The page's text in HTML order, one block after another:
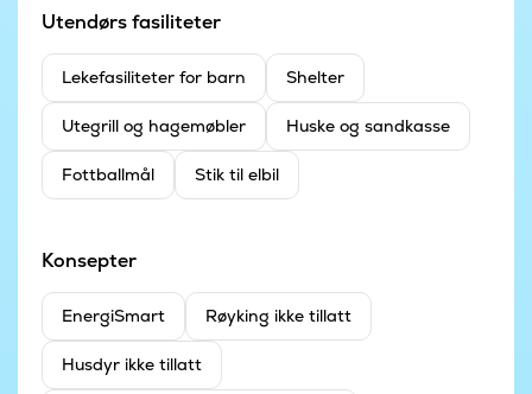
Utendørs fasiliteter
Leke­fasiliteter for barn Shelter
Utegrill og hagemøbler Huske og sandkasse
Fottballmål Stik til elbil
Konsepter
EnergiSmart Røyking ikke tillatt
Husdyr ikke tillatt